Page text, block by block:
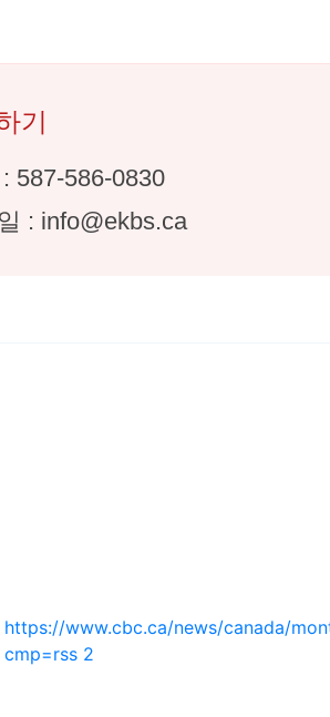
기
587-586-0830
: info@ekbs.ca
https://www.cbc.ca/news/canada/
cmp=rss 2